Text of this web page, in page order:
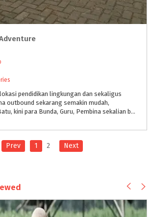
pendidikan lingkungan dan sekaligus
outbound sekarang semakin mudah,
terutama di Kota Batu, kini para Bunda, Guru, Pembina sekalian banyak pilihan untuk mencari lokasi outbound maupun pendidikan lingkungan, Kam
Prev 1 2 Next